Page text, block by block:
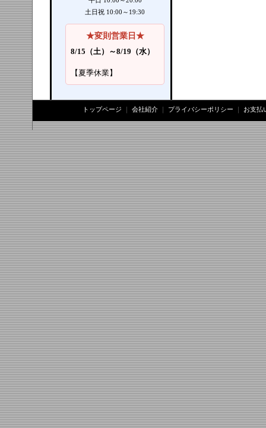
土日祝 10:00～19:30
★変則営業日★
8/15（土）～8/19（水）
【夏季休業】
トップページ 会社紹介 プライバシーポリシー お支払